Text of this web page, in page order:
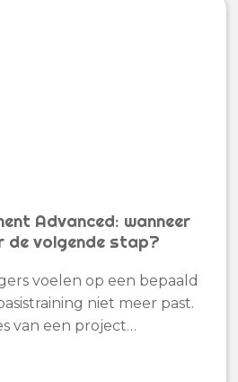
Advanced: wanneer
de volgende stap?
voelen op een bepaald
niet meer past.
van een project…